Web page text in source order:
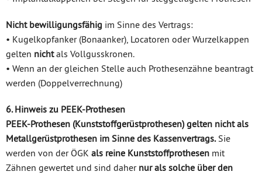
Nicht bewilligungsfähig im Sinne des Vertrags:
• Kugelkopfanker (Bonaanker), Locatoren oder Wurzelkappen
gelten nichtals Vollgusskronen.
• Wenn an der gleichen Stelle auch Prothesenzähne beantragt
werden (Doppelverrechnung)
6. Hinweis zu PEEK-Prothesen
PEEK-Prothesen (Kunststoffgerüstprothesen) gelten nicht als
Metallgerüstprothesen im Sinne des Kassenvertrags.Sie
werden von der ÖGK als reine Kunststoffprothesen mit
Zähnen gewertet und sind daher nur als solche über den